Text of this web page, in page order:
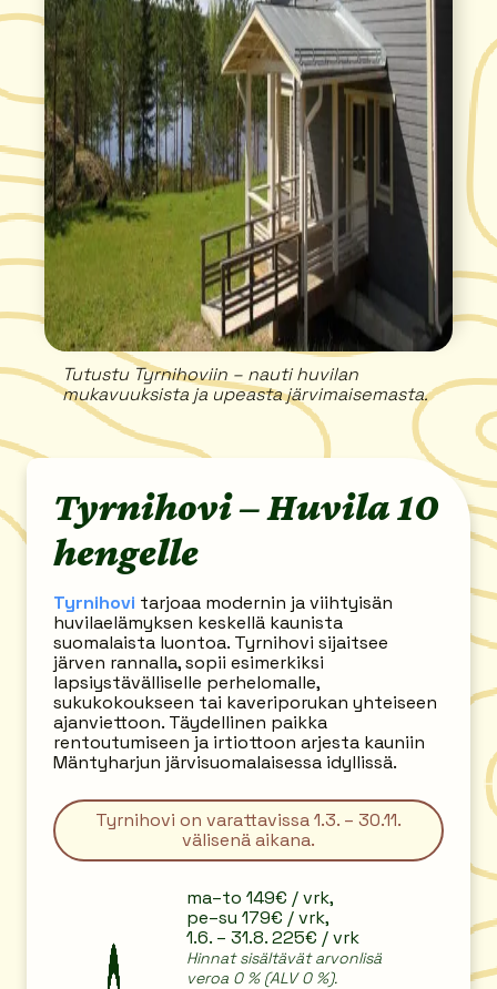
Tutustu Tyrnihoviin – nauti huvilan
mukavuuksista ja upeasta järvimaisemasta.
Tyrnihovi – Huvila 10
hengelle
Tyrnihovi tarjoaa modernin ja viihtyisän
huvilaelämyksen keskellä kaunista
suomalaista luontoa. Tyrnihovi sijaitsee
järven rannalla, sopii esimerkiksi
lapsiystävälliselle perhelomalle,
sukukokoukseen tai kaveriporukan yhteiseen
ajanviettoon. Täydellinen paikka
rentoutumiseen ja irtiottoon arjesta kauniin
Mäntyharjun järvisuomalaisessa idyllissä.
Tyrnihovi on varattavissa 1.3. – 30.11.
välisenä aikana.
ma–to 149€ / vrk,
pe–su 179€ / vrk,
1.6. – 31.8. 225€ / vrk
Hinnat sisältävät arvonlisä
veroa 0 % (ALV 0 %).